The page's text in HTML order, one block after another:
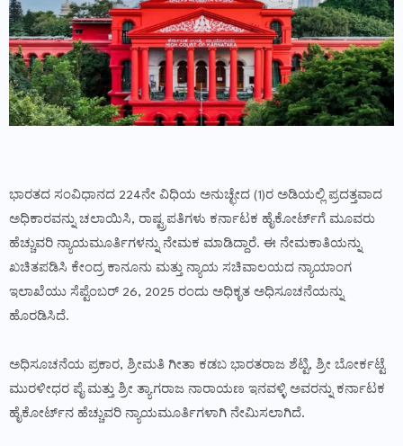
ಭಾರತದ ಸಂವಿಧಾನದ 224ನೇ ವಿಧಿಯ ಅನುಚ್ಛೇದ (1)ರ ಅಡಿಯಲ್ಲಿ ಪ್ರದತ್ತವಾದ
ಅಧಿಕಾರವನ್ನು ಚಲಾಯಿಸಿ, ರಾಷ್ಟ್ರಪತಿಗಳು ಕರ್ನಾಟಕ ಹೈಕೋರ್ಟ್‌ಗೆ ಮೂವರು
ಹೆಚ್ಚುವರಿ ನ್ಯಾಯಮೂರ್ತಿಗಳನ್ನು ನೇಮಕ ಮಾಡಿದ್ದಾರೆ. ಈ ನೇಮಕಾತಿಯನ್ನು
ಖಚಿತಪಡಿಸಿ ಕೇಂದ್ರ ಕಾನೂನು ಮತ್ತು ನ್ಯಾಯ ಸಚಿವಾಲಯದ ನ್ಯಾಯಾಂಗ
ಇಲಾಖೆಯು ಸೆಪ್ಟೆಂಬರ್ 26, 2025 ರಂದು ಅಧಿಕೃತ ಅಧಿಸೂಚನೆಯನ್ನು
ಹೊರಡಿಸಿದೆ.
ಅಧಿಸೂಚನೆಯ ಪ್ರಕಾರ, ಶ್ರೀಮತಿ ಗೀತಾ ಕಡಬ ಭಾರತರಾಜ ಶೆಟ್ಟಿ, ಶ್ರೀ ಬೋರ್ಕಟ್ಟೆ
ಮುರಳೀಧರ ಪೈ ಮತ್ತು ಶ್ರೀ ತ್ಯಾಗರಾಜ ನಾರಾಯಣ ಇನವಳ್ಳಿ ಅವರನ್ನು ಕರ್ನಾಟಕ
ಹೈಕೋರ್ಟ್‌ನ ಹೆಚ್ಚುವರಿ ನ್ಯಾಯಮೂರ್ತಿಗಳಾಗಿ ನೇಮಿಸಲಾಗಿದೆ.